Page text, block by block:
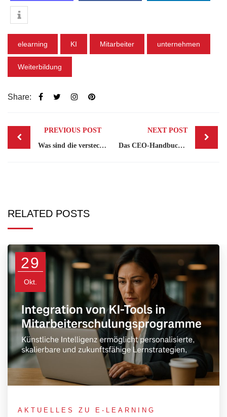
elearning KI Mitarbeiter unternehmen
Weiterbildung
Share:
navigation
PREVIOUS POST
Was sind die versteckten Risiken von KI-Halluzinationen in L&D-Inhalten?
NEXT POST
Das CEO-Handbuch: Bewährte Strategien, mit denen Sie Ihr EdTech-Unternehmen skalieren können
RELATED POSTS
29
Okt.
AKTUELLES ZU E-LEARNING